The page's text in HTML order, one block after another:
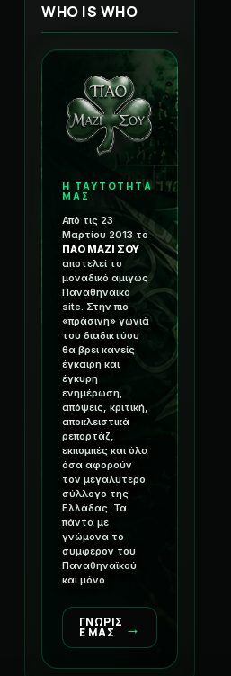
WHO IS WHO
Η ΤΑΥΤΟΤΗΤΑ
ΜΑΣ
Από τις 23
Μαρτίου 2013 το
ΠΑΟ ΜΑΖΙ ΣΟΥ
αποτελεί το
μοναδικό αμιγώς
Παναθηναϊκό
site. Στην πιο
«πράσινη» γωνιά
του διαδικτύου
θα βρει κανείς
έγκαιρη και
έγκυρη
ενημέρωση,
απόψεις, κριτική,
αποκλειστικά
ρεπορτάζ,
εκπομπές και όλα
όσα αφορούν
τον μεγαλύτερο
σύλλογο της
Ελλάδας. Τα
πάντα με
γνώμονα το
συμφέρον του
Παναθηναϊκού
και μόνο.
ΓΝΩΡΙΣ
Ε ΜΑΣ →